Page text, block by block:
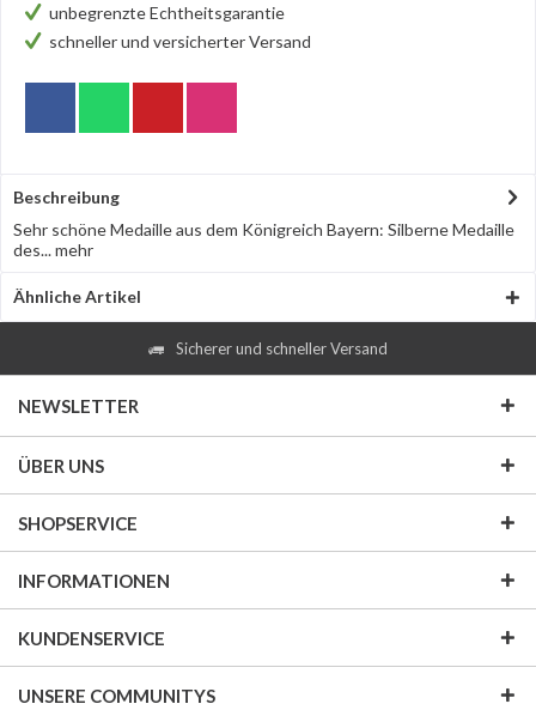
unbegrenzte Echtheitsgarantie
schneller und versicherter Versand
Beschreibung
Sehr schöne Medaille aus dem Königreich Bayern: Silberne Medaille
des...mehr
Ähnliche Artikel
Sicherer und schneller Versand
NEWSLETTER
ÜBER UNS
SHOPSERVICE
INFORMATIONEN
KUNDENSERVICE
UNSERE COMMUNITYS